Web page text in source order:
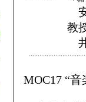
教
MOC17 “